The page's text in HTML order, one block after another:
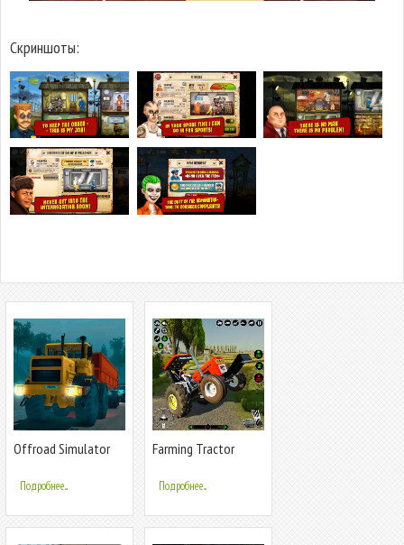
Скриншоты:
Offroad Simulator
Подробнее...
Farming Tractor
Подробнее...